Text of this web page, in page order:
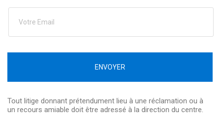
ENVOYER
Tout litige donnant prétendument lieu à une réclamation ou à
un recours amiable doit être adressé à la direction du centre.